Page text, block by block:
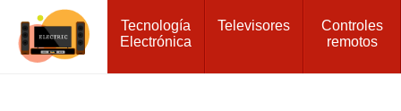
Tecnología
Electrónica
Televisores
Controles
remotos